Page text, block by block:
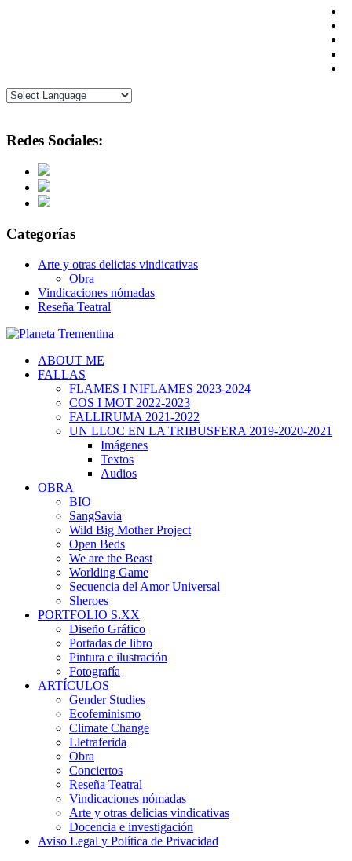
Redes Sociales:
Categorías
Arte y otras delicias vindicativas
Obra
Vindicaciones nómadas
Reseña Teatral
ABOUT ME
FALLAS
FLAMES I NIFLAMES 2023-2024
COS I MOT 2022-2023
FALLIRUMA 2021-2022
UN LLOC EN LA TRIBUSFERA 2019-2020-2021
Imágenes
Textos
Audios
OBRA
BIO
SangSavia
Wild Big Mother Project
Open Beds
We are the Beast
Worlding Game
Secuencia del Amor Universal
Sheroes
PORTFOLIO S.XX
Diseño Gráfico
Portadas de libro
Pintura e ilustración
Fotografía
ARTÍCULOS
Gender Studies
Ecofeminismo
Climate Change
Lletraferida
Obra
Conciertos
Reseña Teatral
Vindicaciones nómadas
Arte y otras delicias vindicativas
Docencia e investigación
Aviso Legal y Política de Privacidad